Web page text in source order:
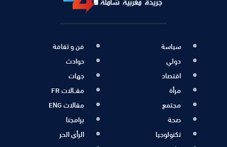
سياسة
دولي
اقتصاد
مرأة
مجتمع
صحة
تكنولوجيا
فن و ثقافة
حوادث
جهات
مقــالات FR
مقالات ENG
برامجنا
الرأي الحر